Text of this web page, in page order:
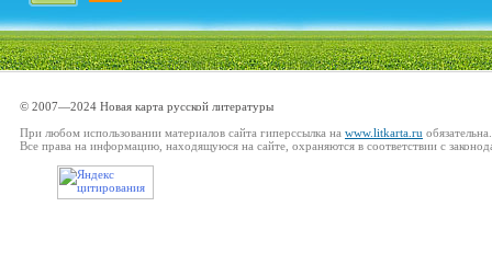
© 2007—2024 Новая карта русской литературы
При любом использовании материалов сайта гиперссылка на www.litkarta.ru обязательна.
Все права на информацию, находящуюся на сайте, охраняются в соответствии с